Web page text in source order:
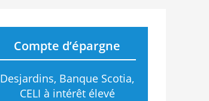
Compte d’épargne
Desjardins, Banque Scotia,
CELI à intérêt élevé